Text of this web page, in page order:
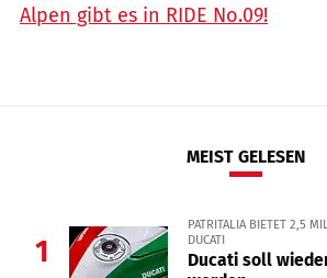
Alpen gibt es in RIDE No.09!
MEIST GELESEN
1
PATRITALIA BIETET 2,5
DUCATI
Ducati soll